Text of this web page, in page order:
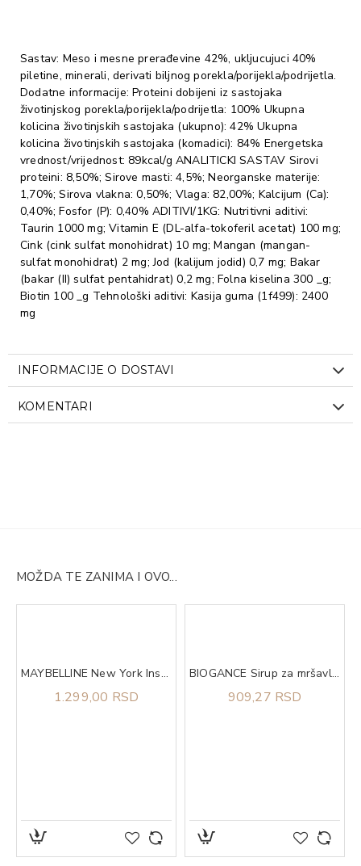
Sastav: Meso i mesne prerađevine 42%, ukljucujuci 40%
piletine, minerali, derivati biljnog porekla/porijekla/podrijetla.
Dodatne informacije: Proteini dobijeni iz sastojaka
životinjskog porekla/porijekla/podrijetla: 100% Ukupna
kolicina životinjskih sastojaka (ukupno): 42% Ukupna
kolicina životinjskih sastojaka (komadici): 84% Energetska
vrednost/vrijednost: 89kcal/g ANALITICKI SASTAV Sirovi
proteini: 8,50%; Sirove masti: 4,5%; Neorganske materije:
1,70%; Sirova vlakna: 0,50%; Vlaga: 82,00%; Kalcijum (Ca):
0,40%; Fosfor (P): 0,40% ADITIVI/1KG: Nutritivni aditivi:
Taurin 1000 mg; Vitamin E (DL-alfa-tokoferil acetat) 100 mg;
Cink (cink sulfat monohidrat) 10 mg; Mangan (mangan-
sulfat monohidrat) 2 mg; Jod (kalijum jodid) 0,7 mg; Bakar
(bakar (II) sulfat pentahidrat) 0,2 mg; Folna kiselina 300 _g;
Biotin 100 _g Tehnološki aditivi: Kasija guma (1f499): 2400
mg
INFORMACIJE O DOSTAVI
KOMENTARI
MOŽDA TE ZANIMA I OVO...
MAYBELLINE New York Instant Anti-Age Eraser korektor 6 Neutralizer
1.299,00 RSD
BIOGANCE Sirup za mršavljenje Phytocare slim+ 200ml
909,27 RSD